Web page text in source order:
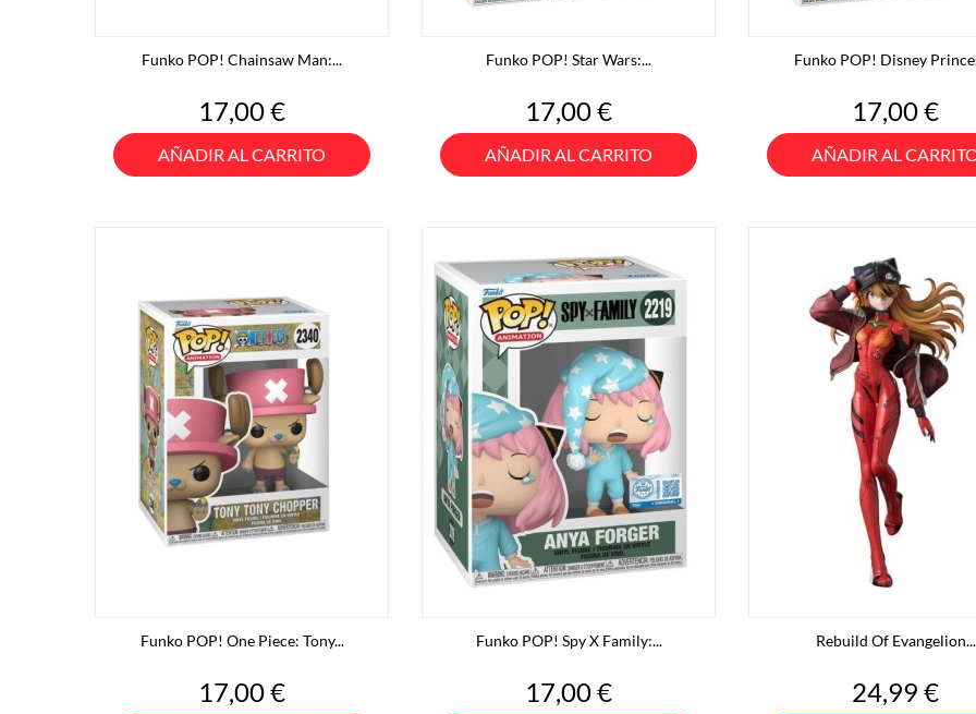
Funko POP! Chainsaw Man:...
Precio
17,00 €
AÑADIR AL CARRITO
Funko POP! Star Wars:...
Precio
17,00 €
AÑADIR AL CARRITO
Funko POP! Disney
Precio
17,00 €
AÑADIR AL
Funko POP! One Piece: Tony...
Precio
17,00 €
Funko POP! Spy X Family:...
Precio
17,00 €
Rebuild Of Evangelion...
Precio
24,99 €